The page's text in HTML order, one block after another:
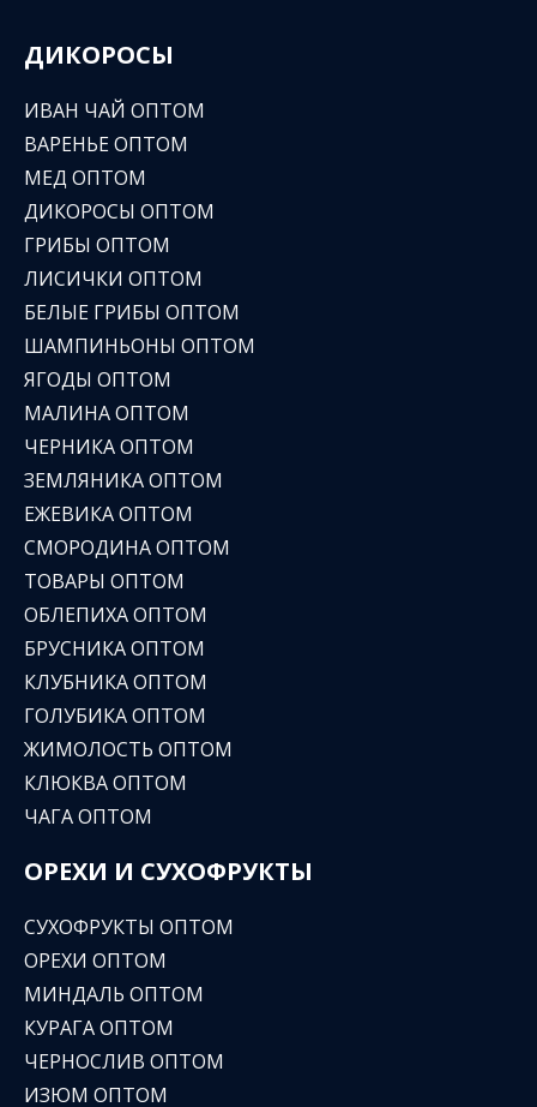
ДИКОРОСЫ
ИВАН ЧАЙ ОПТОМ
ВАРЕНЬЕ ОПТОМ
МЕД ОПТОМ
ДИКОРОСЫ ОПТОМ
ГРИБЫ ОПТОМ
ЛИСИЧКИ ОПТОМ
БЕЛЫЕ ГРИБЫ ОПТОМ
ШАМПИНЬОНЫ ОПТОМ
ЯГОДЫ ОПТОМ
МАЛИНА ОПТОМ
ЧЕРНИКА ОПТОМ
ЗЕМЛЯНИКА ОПТОМ
ЕЖЕВИКА ОПТОМ
СМОРОДИНА ОПТОМ
ТОВАРЫ ОПТОМ
ОБЛЕПИХА ОПТОМ
БРУСНИКА ОПТОМ
КЛУБНИКА ОПТОМ
ГОЛУБИКА ОПТОМ
ЖИМОЛОСТЬ ОПТОМ
КЛЮКВА ОПТОМ
ЧАГА ОПТОМ
ОРЕХИ И СУХОФРУКТЫ
СУХОФРУКТЫ ОПТОМ
ОРЕХИ ОПТОМ
МИНДАЛЬ ОПТОМ
КУРАГА ОПТОМ
ЧЕРНОСЛИВ ОПТОМ
ИЗЮМ ОПТОМ